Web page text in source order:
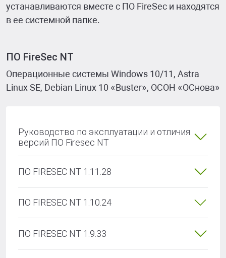
устанавливаются вместе с ПО FireSec и находятся
в ее системной папке.
ПО FireSec NT
Операционные системы Windows 10/11, Astra
Linux SE, Debian Linux 10 «Buster», ОСОН «ОСнова»
Руководство по эксплуатации и отличия
версий ПО Firesec NT
ПО FIRESEC NT 1.11.28
ПО FIRESEC NT 1.10.24
ПО FIRESEC NT 1.9.33